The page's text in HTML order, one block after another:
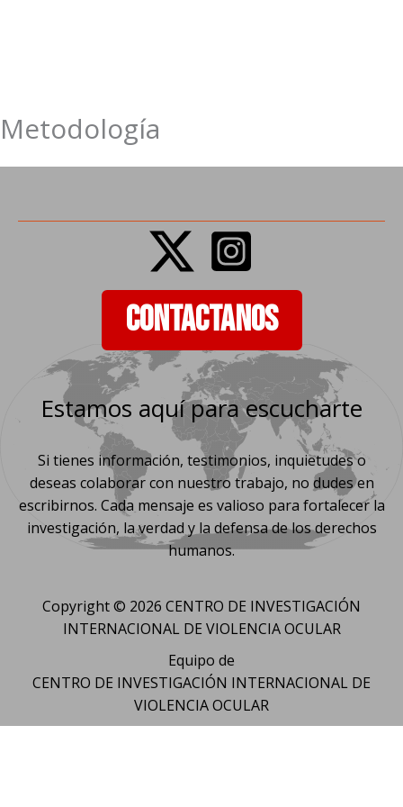
IrMetodología
CONTACTANOS
Estamos aquí para escucharte
Si tienes información, testimonios, inquietudes o
deseas colaborar con nuestro trabajo, no dudes en
escribirnos. Cada mensaje es valioso para fortalecer la
investigación, la verdad y la defensa de los derechos
humanos.
Copyright © 2026 CENTRO DE INVESTIGACIÓN
INTERNACIONAL DE VIOLENCIA OCULAR
Equipo de
CENTRO DE INVESTIGACIÓN INTERNACIONAL DE
VIOLENCIA OCULAR